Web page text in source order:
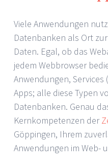
Viele Anwendungen
Datenbanken als Ort
Daten. Egal, ob das
jedem Webbrowser
Anwendungen,
Apps; alle diese Typen
Datenbanken. Genau
Kernkompetenzen der
Göppingen, Ihrem
Anwendungen im Web-